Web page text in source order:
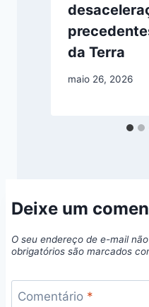
da Terra
maio 26, 2026
Deixe um
O seu endereço de e-mail
obrigatórios são marcados
Comentário *